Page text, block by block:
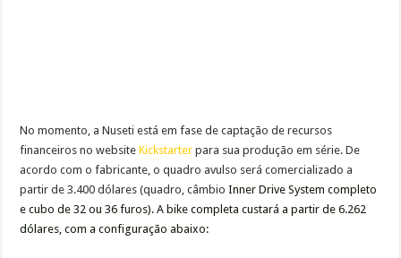
No momento, a Nuseti está em fase de captação de recursos
financeiros no websiteKickstarter para sua produção em série. De
acordo com o fabricante, o quadro avulso será comercializado a
partir de 3.400 dólares (quadro, câmbio Inner Drive System completo
e cubo de 32 ou 36 furos). A bike completa custará a partir de 6.262
dólares, com a configuração abaixo: